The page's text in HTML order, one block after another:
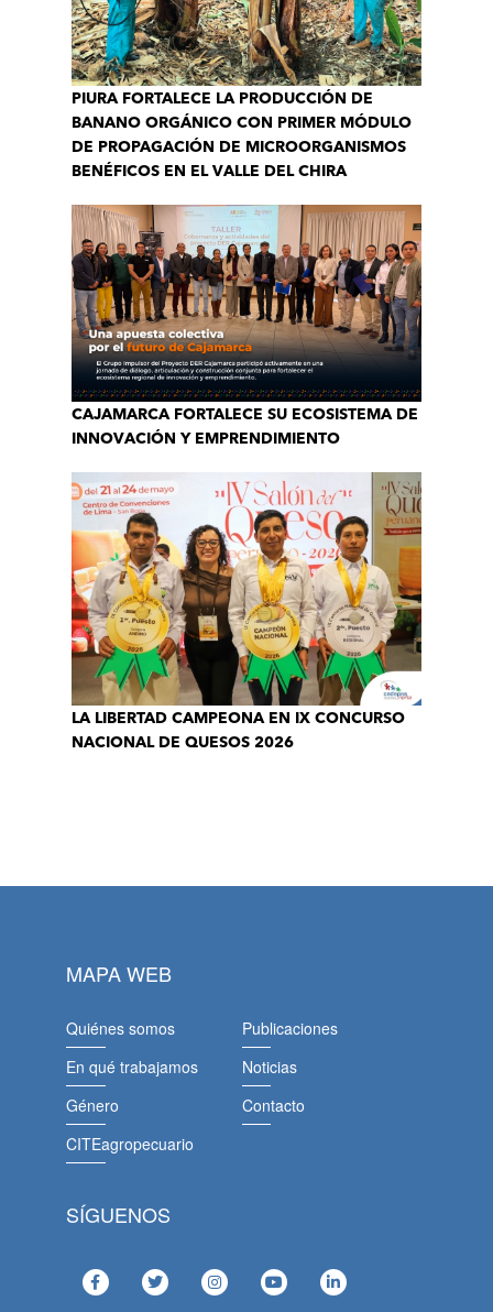
PIURA FORTALECE LA PRODUCCIÓN DE
BANANO ORGÁNICO CON PRIMER MÓDULO
DE PROPAGACIÓN DE MICROORGANISMOS
BENÉFICOS EN EL VALLE DEL CHIRA
CAJAMARCA FORTALECE SU ECOSISTEMA DE
INNOVACIÓN Y EMPRENDIMIENTO
LA LIBERTAD CAMPEONA EN IX CONCURSO
NACIONAL DE QUESOS 2026
MAPA WEB
Quiénes somos
En qué trabajamos
Género
CITEagropecuario
Publicaciones
Noticias
Contacto
SÍGUENOS